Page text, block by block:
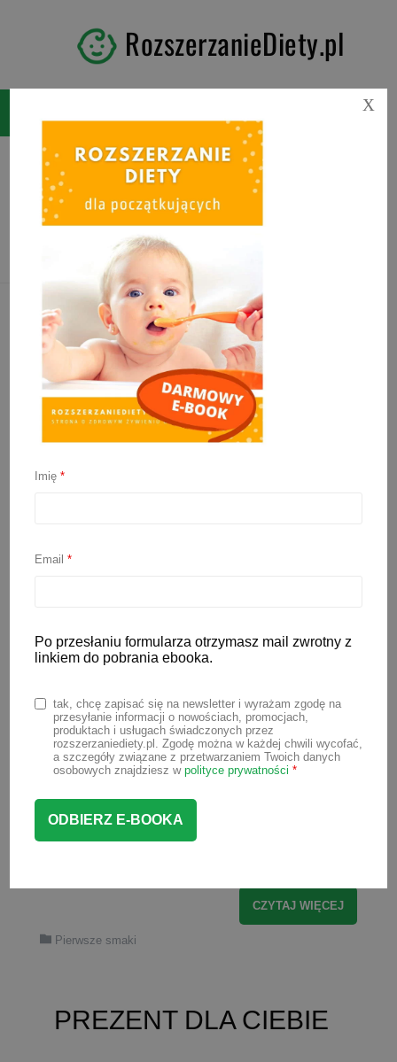
RozszerzanieDiety.pl
Tag:od kiedy miód dla
niemowlaka
Ale spożywamy go nie tylko ze względu
na walory smakowe. Miód stosowany
różnych schorzeń. Działa przede
wszystkim wzmacniająco i odżywczo na
organizm ludzki. Spożywanie miodu
korzyści, jednak w niektórych
przypadkach może być bardzo
CZYTAJ WIĘCEJ
Pierwsze smaki
PREZENT DLA CIEBIE
Imię*
Email*
Po przesłaniu formularza otrzymasz mail zwrotny z
linkiem do pobrania ebooka.
tak, chcę zapisać się na newsletter i wyrażam zgodę na
przesyłanie informacji o nowościach, promocjach,
produktach i usługach świadczonych przez
rozszerzaniediety.pl. Zgodę można w każdej chwili wycofać,
a szczegóły związane z przetwarzaniem Twoich danych
osobowych znajdziesz w polityce prywatności *
X